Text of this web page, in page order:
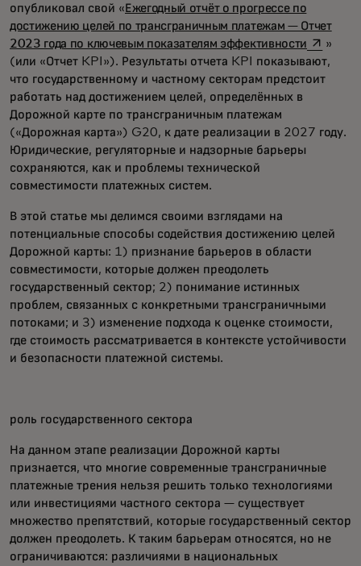
опубликовал свой «Ежегодный отчёт о прогрессе по
достижению целей по трансграничным платежам — Отчет
2023 года по ключевым показателям эффективностиopens in
»
(или «Отчет KPI»). Результаты отчета KPI показывают,
что государственному и частному секторам предстоит
работать над достижением целей, определённых в
Дорожной карте по трансграничным платежам
(«Дорожная карта») G20, к дате реализации в 2027 году.
Юридические, регуляторные и надзорные барьеры
сохраняются, как и проблемы технической
совместимости платежных систем.
В этой статье мы делимся своими взглядами на
потенциальные способы содействия достижению целей
Дорожной карты: 1) признание барьеров в области
совместимости, которые должен преодолеть
государственный сектор; 2) понимание истинных
проблем, связанных с конкретными трансграничными
потоками; и 3) изменение подхода к оценке стоимости,
где стоимость рассматривается в контексте устойчивости
и безопасности платежной системы.
роль государственного сектора
На данном этапе реализации Дорожной карты
признается, что многие современные трансграничные
платежные трения нельзя решить только технологиями
или инвестициями частного сектора — существует
множество препятствий, которые государственный сектор
должен преодолеть. К таким барьерам относятся, но не
ограничиваются: различиями в национальных